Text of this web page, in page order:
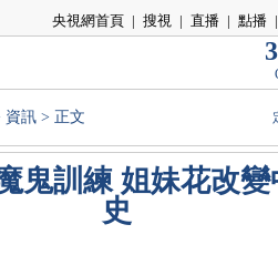
央視網首頁 | 搜視 | 直播 | 點播 |
資訊 > 正文
鬼訓練 姐妹花改
史